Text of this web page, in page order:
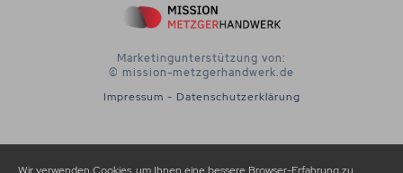
Marketingunterstützung von:
© mission-metzgerhandwerk.de
Impressum - Datenschutzerklärung